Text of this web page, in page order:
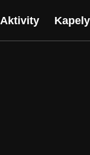
Aktivity Kapely